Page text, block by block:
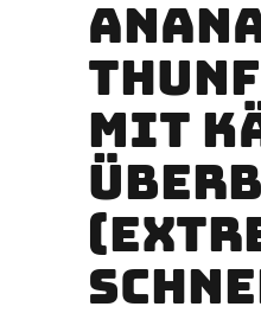
MIT